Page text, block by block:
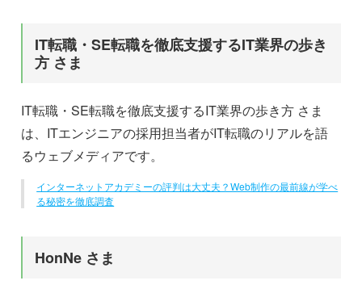
IT転職・SE転職を徹底支援するIT業界の歩き
方 さま
IT転職・SE転職を徹底支援するIT業界の歩き方 さま
は、ITエンジニアの採用担当者がIT転職のリアルを語
るウェブメディアです。
インターネットアカデミーの評判は大丈夫？Web制作の最前線が学べ
る秘密を徹底調査
HonNe さま